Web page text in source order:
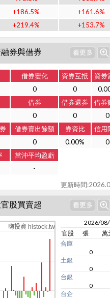
+186.5%
+161.6%
+219.4% +153.7%
券與借券
借券變化 資券互抵
資券
0 0
借券 借券還券
借券
0 0
0
借券賣出餘額 券資比
信用
0 0.00%
0
當沖平均盈虧
-
更新時間
股買賣超
嗨投資 histock.tw
2026/
官股
張
萬
合庫
0
土銀
0
台銀
0
台企